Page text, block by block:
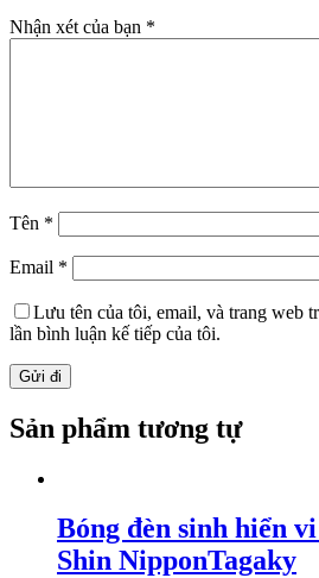
Nhận xét của bạn *
Tên *
Email *
Lưu tên của tôi, email, và trang web
lần bình luận kế tiếp của tôi.
Sản phẩm tương tự
Bóng đèn sinh hiển
Shin NipponTagaky